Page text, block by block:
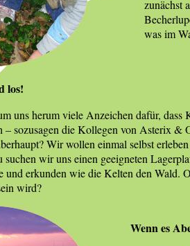
zunächst
was im
los!
uns herum viele Anzeichen dafür, dass
– sozusagen die Kollegen von Asterix &
Wir wollen einmal selbst
suchen wir uns einen geeigneten
und erkunden wie die Kelten den Wald.
wird?
Wenn es